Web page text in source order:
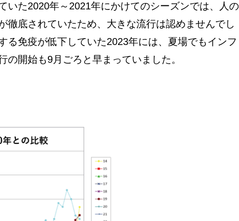
いた2020年～2021年にかけてのシーズンでは、人の
徹底されていたため、大きな流行は認めませんでし
る免疫が低下していた2023年には、夏場でもインフ
開始も9月ごろと早まっていました。